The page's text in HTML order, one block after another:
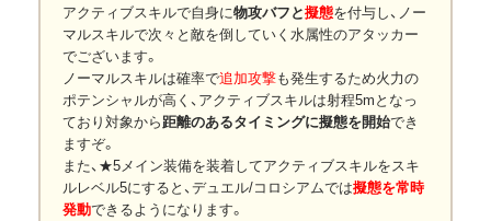
アクティブスキルで自身に物攻バフと擬態を付与し、ノー
マルスキルで次々と敵を倒していく水属性のアタッカー
でございます。
ノーマルスキルは確率で追加攻撃も発生するため火力の
ポテンシャルが高く、アクティブスキルは射程5mとなっ
ており対象から距離のあるタイミングに擬態を開始でき
ますぞ。
また、★5メイン装備を装着してアクティブスキルをスキ
ルレベル5にすると、デュエル/コロシアムでは擬態を常時
発動できるようになります。